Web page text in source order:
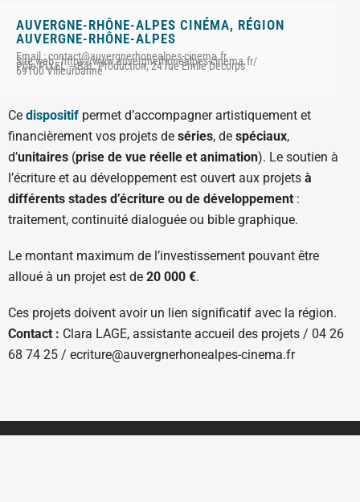
AUVERGNE-RHÔNE-ALPES CINÉMA, RÉGION
AUVERGNE-RHÔNE-ALPES
Email : contact@auvergnerhonealpes-cinema.fr
Site web : https://www.auvergnerhonealpes-cinema.fr/
Pôle PIXEL – Bât. Production, 24 rue Émile Decorps
69100 Villeurbanne
Ce dispositif permet d’accompagner artistiquement et
financièrement vos projets de séries, de spéciaux,
d’unitaires (prise de vue réelle et animation). Le soutien à
l’écriture et au développement est ouvert aux projets à
différents stades d’écriture ou de développement :
traitement, continuité dialoguée ou bible graphique.
Le montant maximum de l’investissement pouvant être
alloué à un projet est de 20 000 €.
Ces projets doivent avoir un lien significatif avec la région.
Contact : Clara LAGE, assistante accueil des projets / 04 26
68 74 25 / ecriture@auvergnerhonealpes-cinema.fr